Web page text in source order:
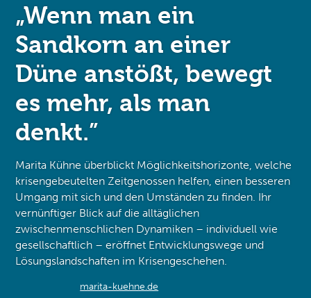
„Wenn man ein
Sandkorn an einer
Düne anstößt, bewegt
es mehr, als man
denkt.”
Marita Kühne überblickt Möglichkeitshorizonte, welche
krisengebeutelten Zeitgenossen helfen, einen besseren
Umgang mit sich und den Umständen zu finden. Ihr
vernünftiger Blick auf die alltäglichen
zwischenmenschlichen Dynamiken – individuell wie
gesellschaftlich – eröffnet Entwicklungswege und
Lösungslandschaften im Krisengeschehen.
marita-kuehne.de